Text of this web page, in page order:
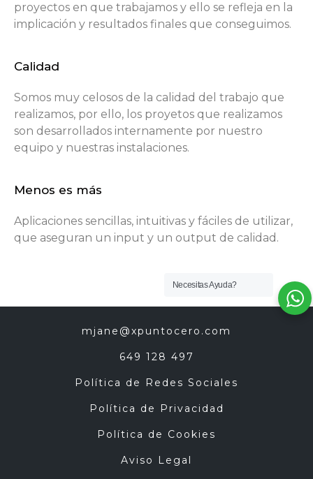
proyectos en que trabajamos y ello se refleja en la
implicación y resultados finales que conseguimos.
Calidad
Somos muy celosos de la calidad del trabajo que
realizamos, por ello, los proyetos que realizamos
son desarrollados internamente por nuestro
equipo y nuestras instalaciones.
Menos es más
Aplicaciones sencillas, intuitivas y fáciles de utilizar,
que aseguran un input y un output de calidad.
mjane@xpuntocero.com
649 128 497
Política de Redes Sociales
Política de Privacidad
Política de Cookies
Aviso Legal
Necesitas Ayuda?